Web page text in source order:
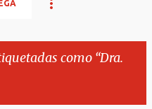
como Dra.